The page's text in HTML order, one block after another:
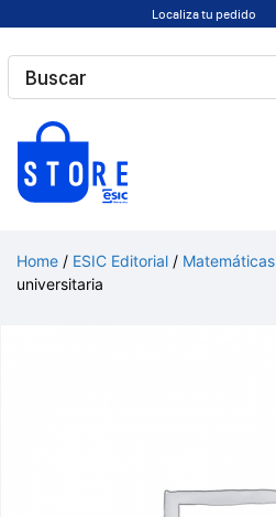
contenido
Localiza tu pedido
Home / ESIC Editorial / Matemáticas
universitaria